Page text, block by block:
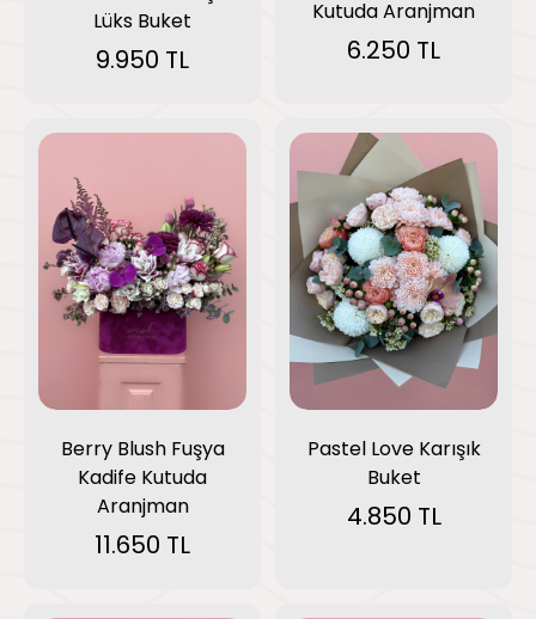
Lüks Buket
9.950 TL
Kutuda Aranjman
6.250 TL
Berry Blush Fuşya
Kadife Kutuda
Aranjman
11.650 TL
Pastel Love Karışık
Buket
4.850 TL